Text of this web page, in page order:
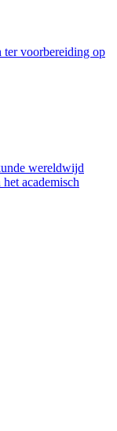
ter voorbereiding op
wereldwijd
academisch